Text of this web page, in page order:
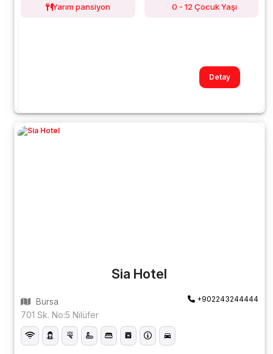
Yarım pansiyon 0 - 12 Çocuk Yaşı
Detay
Sia Hotel
Bursa +902243244444
701 Sk. No:5 Nilüfer